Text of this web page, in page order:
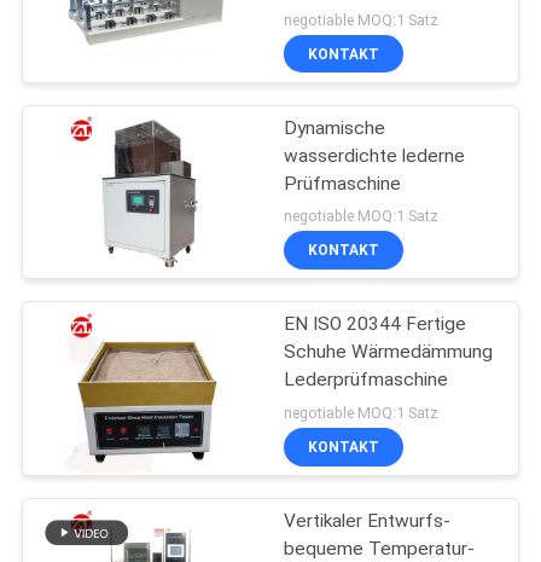
UNS
VERBINDUNG
NACHRICHTEN
FORDERN
SIE EIN
ZITAT
VR
SHOW
Kleidung/in den
Schuhen/in den Taschen
negotiable MOQ:1 Satz
KONTAKT
Dynamische
wasserdichte lederne
Prüfmaschine
negotiable MOQ:1 Satz
KONTAKT
EN ISO 20344 Fertige
Schuhe Wärmedämmung
Lederprüfmaschine
negotiable MOQ:1 Satz
KONTAKT
Vertikaler Entwurfs-
bequeme Temperatur-